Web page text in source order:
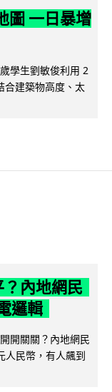
圖 一日暴增
學生劉敏俊利用 2
合建築物高度、太
內地網民
邏輯
開關關？內地網民
人民幣，有人飆到